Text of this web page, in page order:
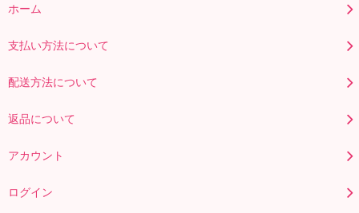
ホーム
支払い方法について
配送方法について
返品について
アカウント
ログイン